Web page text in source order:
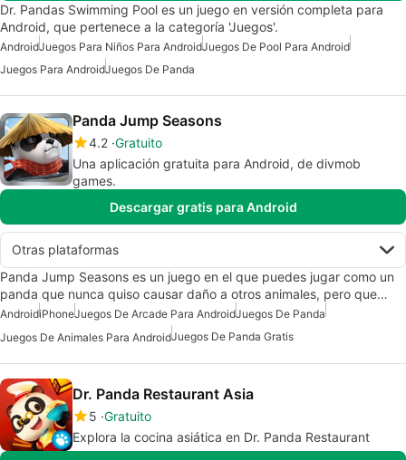
Dr. Pandas Swimming Pool es un juego en versión completa para
Android, que pertenece a la categoría 'Juegos'.
AndroidJuegos Para Niños Para AndroidJuegos De Pool Para Android
Juegos Para AndroidJuegos De Panda
Panda Jump Seasons
4.2 Gratuito
Una aplicación gratuita para Android, de divmob
games.
Descargar gratis para Android
Otras plataformas
Panda Jump Seasons es un juego en el que puedes jugar como un
panda que nunca quiso causar daño a otros animales, pero que…
AndroidiPhoneJuegos De Arcade Para AndroidJuegos De Panda
Juegos De Animales Para AndroidJuegos De Panda Gratis
Dr. Panda Restaurant Asia
5 Gratuito
Explora la cocina asiática en Dr. Panda Restaurant